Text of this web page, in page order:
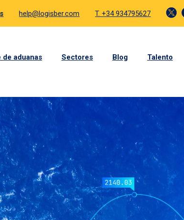
help@logisber.com T. +34 934795627
de aduanas Sectores Blog Talento